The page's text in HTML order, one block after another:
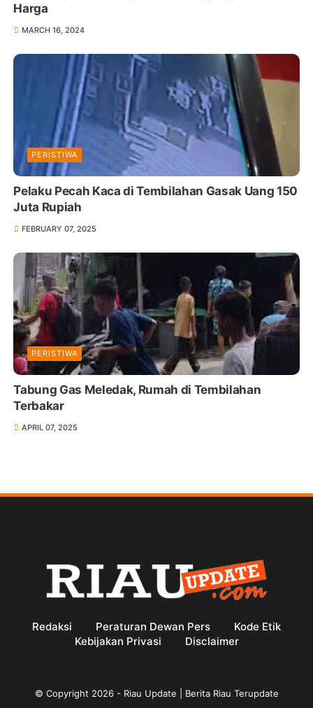
Harga
MARCH 16, 2024
PERISTIWA
Pelaku Pecah Kaca di Tembilahan Gasak Uang 150
Juta Rupiah
FEBRUARY 07, 2025
PERISTIWA
Tabung Gas Meledak, Rumah di Tembilahan
Terbakar
APRIL 07, 2025
Redaksi Peraturan Dewan Pers
Kode Etik
Kebijakan Privasi
Disclaimer
© Copyright 2026- Riau Update | Berita Riau Terupdate